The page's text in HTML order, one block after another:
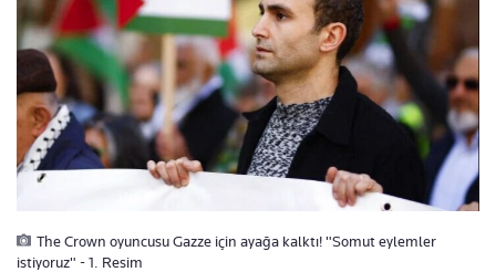
The Crown oyuncusu Gazze için ayağa kalktı! "Somut eylemler
istiyoruz" - 1. Resim